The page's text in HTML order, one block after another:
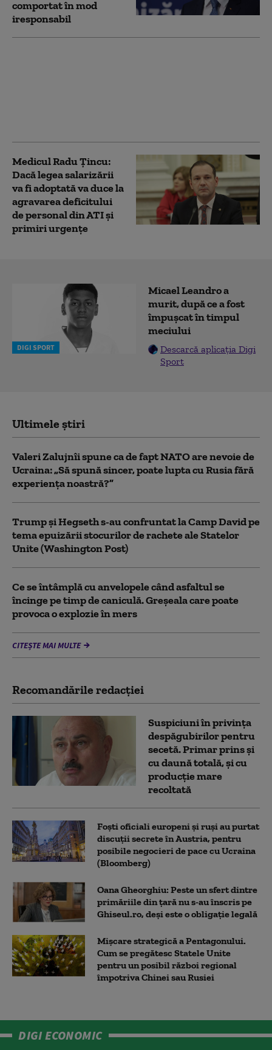
comportat în mod
iresponsabil
Medicul Radu Țincu:
Dacă legea salarizării
va fi adoptată va duce la
agravarea deficitului
de personal din ATI și
primiri urgențe
DIGI SPORT
Micael Leandro a
murit, după ce a fost
împușcat în timpul
meciului
Descarcă aplicația Digi
Sport
Ultimele știri
Valeri Zalujnîi spune ca de fapt NATO are nevoie de
Ucraina: „Să spună sincer, poate lupta cu Rusia fără
experiența noastră?”
Trump şi Hegseth s-au confruntat la Camp David pe
tema epuizării stocurilor de rachete ale Statelor
Unite (Washington Post)
Ce se întâmplă cu anvelopele când asfaltul se
încinge pe timp de caniculă. Greșeala care poate
provoca o explozie în mers
CITEȘTE MAI MULTE
Recomandările redacţiei
Suspiciuni în privința
despăgubirilor pentru
secetă. Primar prins și
cu daună totală, și cu
producție mare
recoltată
Foști oficiali europeni și ruși au purtat
discuții secrete în Austria, pentru
posibile negocieri de pace cu Ucraina
(Bloomberg)
Oana Gheorghiu: Peste un sfert dintre
primăriile din țară nu s-au înscris pe
Ghiseul.ro, deși este o obligație legală
Mișcare strategică a Pentagonului.
Cum se pregătesc Statele Unite
pentru un posibil război regional
împotriva Chinei sau Rusiei
DIGI ECONOMIC